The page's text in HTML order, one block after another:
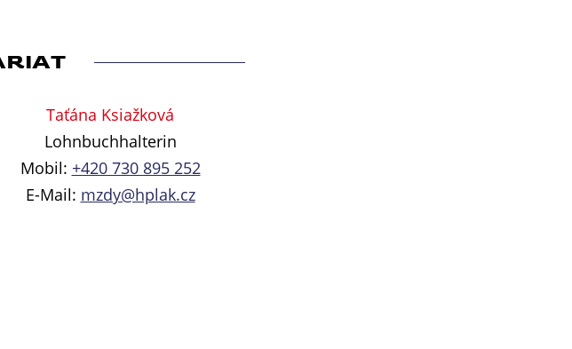
Taťána Ksiažková
Lohnbuchhalterin
Mobil: +420 730 895 252
E-Mail: mzdy@hplak.cz